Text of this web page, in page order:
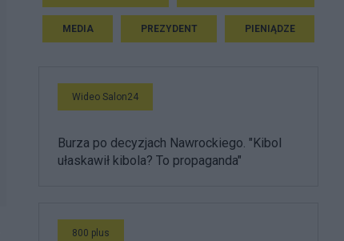
MEDIA PREZYDENT PIENIĄDZE
Wideo Salon24
Burza po decyzjach Nawrockiego. "Kibol
ułaskawił kibola? To propaganda"
800 plus